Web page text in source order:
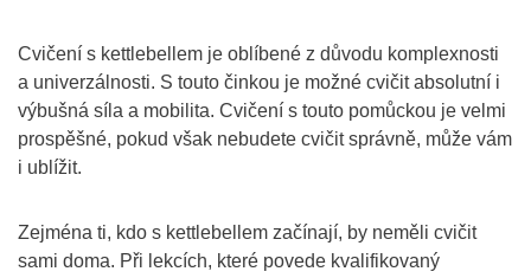
Cvičení s kettlebellem je oblíbené z důvodu komplexnosti
a univerzálnosti. S touto činkou je možné cvičit absolutní i
výbušná síla a mobilita. Cvičení s touto pomůckou je velmi
prospěšné, pokud však nebudete cvičit správně, může vám
i ublížit.
Zejména ti, kdo s kettlebellem začínají, by neměli cvičit
sami doma. Při lekcích, které povede kvalifikovaný